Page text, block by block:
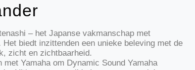
– het Japanse vakmanschap met
biedt inzittenden een unieke beleving met de
zicht en zichtbaarheid.
Yamaha om Dynamic Sound Yamaha